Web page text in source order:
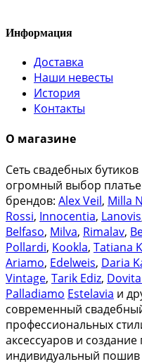
Информация
Доставка
Наши невесты
История
Контакты
О магазине
Сеть свадебных
огромный выбор
брендов: Alex Veil, Milla
Rossi, Innocentia, Lanovis
Belfaso, Milva, Rimalav,
Pollardi, Kookla, Tatiana
Ariamo, Edelweis, Daria
Vintage, Tarik Ediz,
Palladiamo Estelavia и
современный
профессиональных
аксессуаров и
индивидуальный